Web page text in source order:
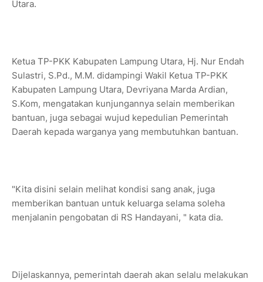
Utara.
Ketua TP-PKK Kabupaten Lampung Utara, Hj. Nur Endah
Sulastri, S.Pd., M.M. didampingi Wakil Ketua TP-PKK
Kabupaten Lampung Utara, Devriyana Marda Ardian,
S.Kom, mengatakan kunjungannya selain memberikan
bantuan, juga sebagai wujud kepedulian Pemerintah
Daerah kepada warganya yang membutuhkan bantuan.
"Kita disini selain melihat kondisi sang anak, juga
memberikan bantuan untuk keluarga selama soleha
menjalanin pengobatan di RS Handayani, " kata dia.
Dijelaskannya, pemerintah daerah akan selalu melakukan